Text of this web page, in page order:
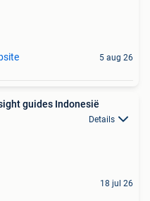
5 aug 26
guides Indonesië
Details
18 jul 26